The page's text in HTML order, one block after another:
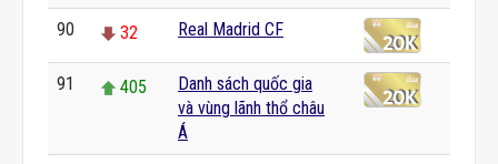
90 32 Real Madrid CF
91 405
Danh sách quốc gia
và vùng lãnh thổ châu
Á